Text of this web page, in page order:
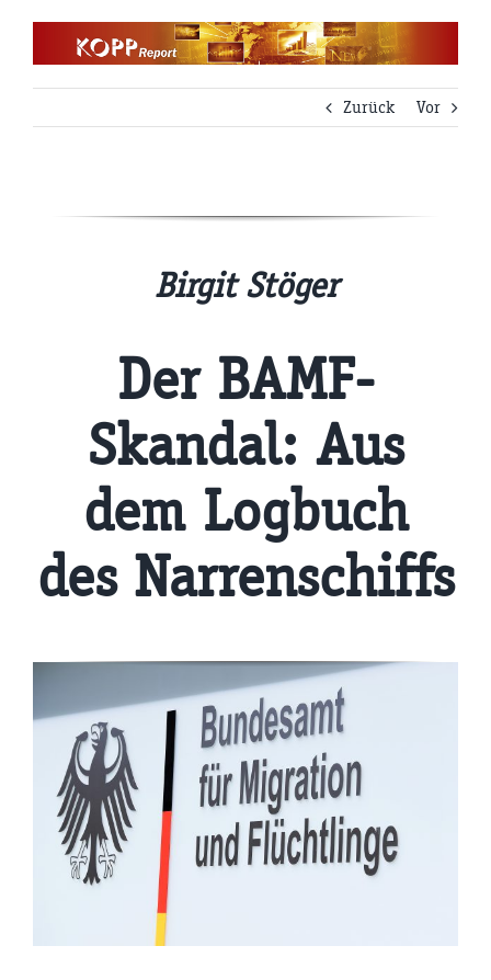
Zurück
Vor
Birgit Stöger
Der BAMF-
Skandal: Aus
dem Logbuch
des Narrenschiffs